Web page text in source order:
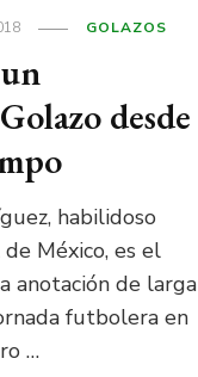
GOLAZOS
desde
habilidoso
México, es el
anotación de larga
futbolera en
…